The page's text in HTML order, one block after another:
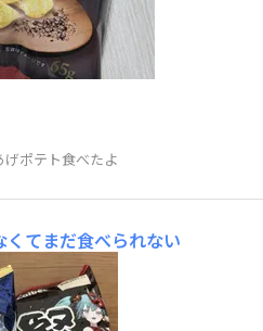
げポテト食べたよ
くてまだ食べられない